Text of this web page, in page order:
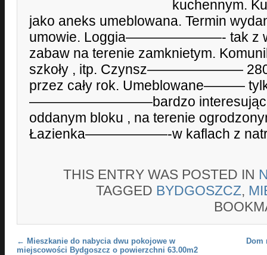
jako aneks umeblowana. Termin
umowie. Loggia———————- tak z
zabaw na terenie zamknietym.
szkoły , itp. Czynsz——————— 280
przez cały rok. Umeblowane———
—————————bardzo interesujące
oddanym bloku , na terenie
Łazienka——————-w kaflach z
THIS ENTRY WAS POSTED IN
TAGGED BYDGOSZCZ,
Post navigation
← Mieszkanie do nabycia dwu pokojowe w
miejscowości Bydgoszcz o powierzchni 63.00m2
Dom